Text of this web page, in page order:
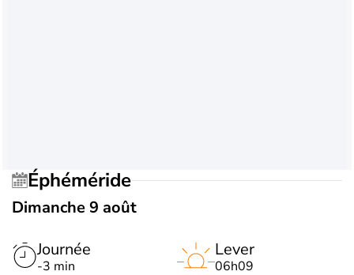
Éphéméride
Dimanche 9 août
Journée
-3 min
Lever
06h09